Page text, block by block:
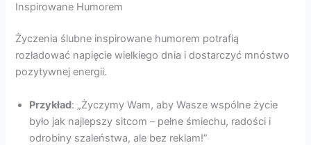
Inspirowane Humorem
Życzenia ślubne inspirowane humorem potrafią
rozładować napięcie wielkiego dnia i dostarczyć mnóstwo
pozytywnej energii.
Przykład: „Życzymy Wam, aby Wasze wspólne życie
było jak najlepszy sitcom – pełne śmiechu, radości i
odrobiny szaleństwa, ale bez reklam!”